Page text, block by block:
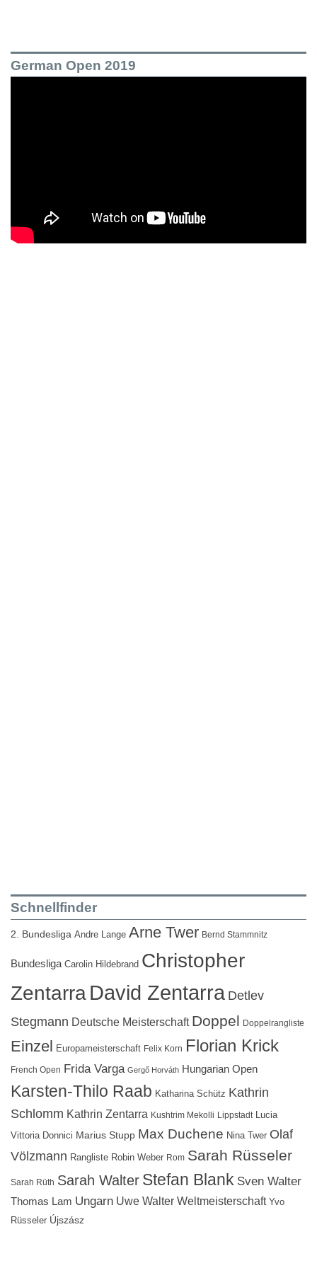
German Open 2019
Schnellfinder
2. Bundesliga Andre Lange Arne Twer Bernd Stammnitz
Bundesliga Carolin Hildebrand Christopher
ZentarraDavid Zentarra Detlev
Stegmann Deutsche Meisterschaft Doppel Doppelrangliste
Einzel Europameisterschaft Felix Korn Florian Krick
French Open Frida Varga Gergő Horváth Hungarian Open
Karsten-Thilo Raab Katharina Schütz Kathrin
Schlomm Kathrin Zentarra Kushtrim Mekolli Lippstadt Lucia
Vittoria Donnici Marius Stupp Max Duchene Nina Twer Olaf
Völzmann Rangliste Robin Weber Rom Sarah Rüsseler
Sarah Rüth Sarah Walter Stefan Blank Sven Walter
Thomas Lam Ungarn Uwe Walter Weltmeisterschaft Yvo
Rüsseler Újszász